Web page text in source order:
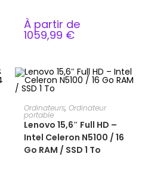
À partir de
1059,99 €
CHOIX DES OPTIONS
Ordinateurs,Ordinateur
portable
Lenovo 15,6″ Full HD –
Intel Celeron N5100 / 16
Go RAM / SSD 1 To